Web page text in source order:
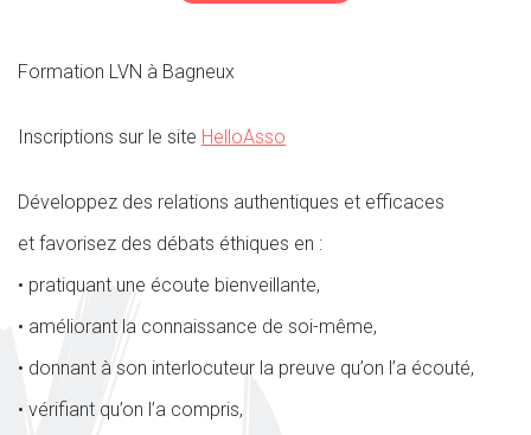
Formation LVN à Bagneux
Inscriptions sur le site HelloAsso
Développez des relations authentiques et efficaces
et favorisez des débats éthiques en :
• pratiquant une écoute bienveillante,
• améliorant la connaissance de soi-même,
• donnant à son interlocuteur la preuve qu’on l’a écouté,
• vérifiant qu’on l’a compris,